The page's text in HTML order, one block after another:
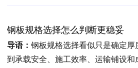
钢板规格选择怎么判断更稳妥
导语： 钢板规格选择看似只是确定厚
到承载安全、施工效率、运输铺设